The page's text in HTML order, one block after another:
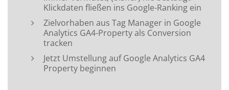
Klickdaten fließen ins Google-Ranking ein
Zielvorhaben aus Tag Manager in Google
Analytics GA4-Property als Conversion
tracken
Jetzt Umstellung auf Google Analytics GA4
Property beginnen